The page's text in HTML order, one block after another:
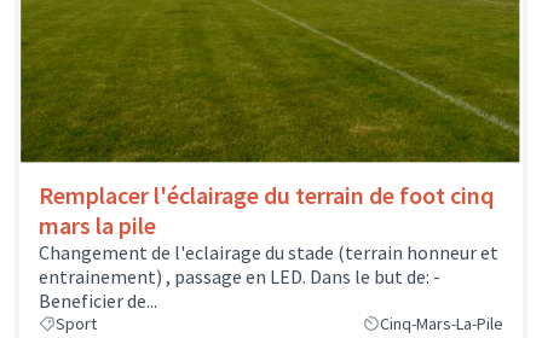
Remplacer l'éclairage du terrain de foot cinq
mars la pile
Changement de l'eclairage du stade (terrain honneur et
entrainement) , passage en LED. Dans le but de: -
Beneficier de...
Sport Cinq-Mars-La-Pile